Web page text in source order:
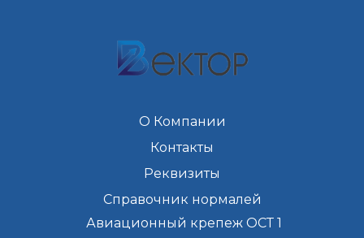
О Компании
Контакты
Реквизиты
Справочник нормалей
Авиационный крепеж ОСТ 1